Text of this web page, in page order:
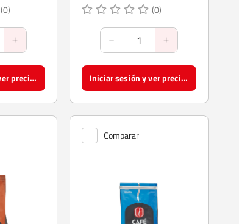
(0)
Iniciar sesión y ver precios
(0)
Iniciar sesión y ver precios
Comparar